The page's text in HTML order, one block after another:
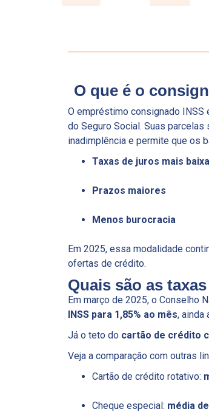
O que é o
O empréstimo consignado
do Seguro Social. Suas parcelas
inadimplência e permite que os
Taxas de juros mais
Prazos maiores
Menos burocracia
Em 2025, essa modalidade
ofertas de crédito.
Quais são as
Em março de 2025, o Conselho
INSS para 1,85% ao mês, ainda
Já o teto do cartão de crédito
Veja a comparação com outras
Cartão de crédito rotativo:
Cheque especial: média